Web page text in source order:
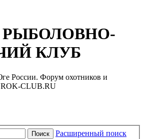
КЛУБ
России. Форум охотников и
CLUB.RU
Поиск Расширенный поиск